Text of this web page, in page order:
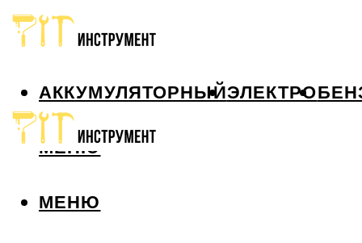
АККУМУЛЯТОРНЫЙЭЛЕКТРО
МЕНЮ
МЕНЮ